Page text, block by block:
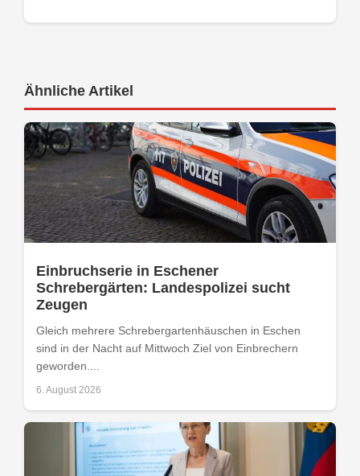
Ähnliche Artikel
Einbruchserie in Eschener
Schrebergärten: Landespolizei sucht
Zeugen
Gleich mehrere Schrebergartenhäuschen in Eschen
sind in der Nacht auf Mittwoch Ziel von Einbrechern
geworden....
6. August 2026